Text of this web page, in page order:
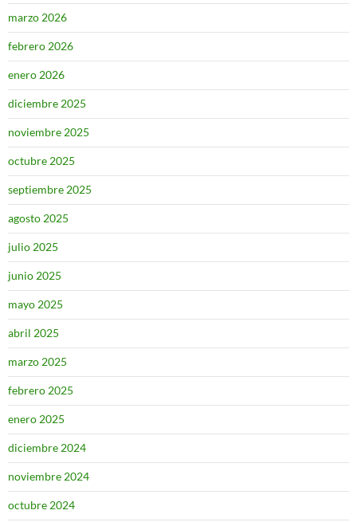
marzo 2026
febrero 2026
enero 2026
diciembre 2025
noviembre 2025
octubre 2025
septiembre 2025
agosto 2025
julio 2025
junio 2025
mayo 2025
abril 2025
marzo 2025
febrero 2025
enero 2025
diciembre 2024
noviembre 2024
octubre 2024